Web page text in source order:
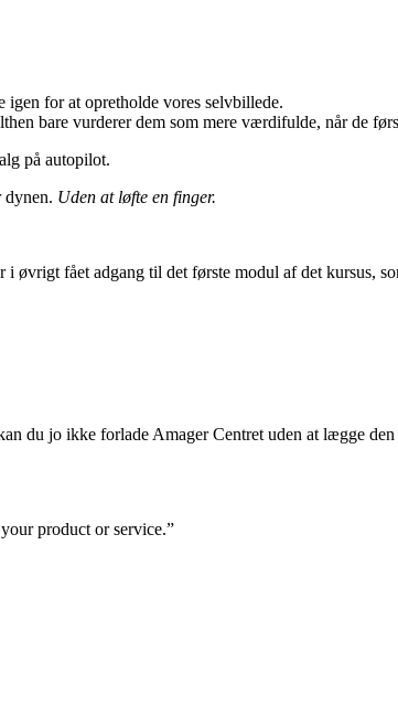
igen for at opretholde vores selvbillede.
bare vurderer dem som mere værdifulde, når de
på autopilot.
dynen. Uden at løfte en finger.
øvrigt fået adgang til det første modul af det kursus,
du jo ikke forlade Amager Centret uden at lægge
product or service.”